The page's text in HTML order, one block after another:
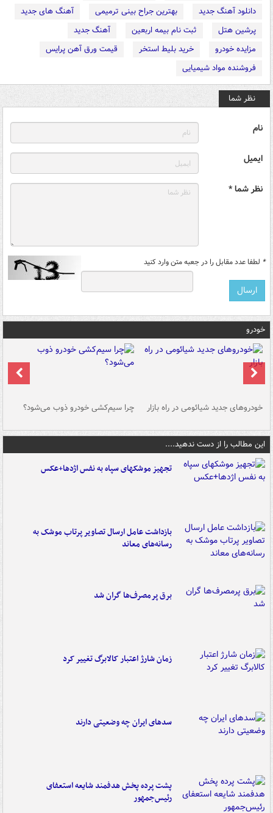
دانلود آهنگ جدید
بهترین جراح بینی ترمیمی
آهنگ های جدید
پرشین هتل
ثبت نام بیمه اربعین
آهنگ جدید
مزایده خودرو
خرید بلیط استخر
قیمت ورق آهن پرایس
فروشنده مواد شیمیایی
نظر شما
نام
ایمیل
نظر شما *
* لطفا عدد مقابل را در جعبه متن وارد کنید
خودرو
خودروهای جدید شیائومی در راه بازار چرا سیم‌کشی خودرو ذوب می‌شود؟
این مطالب را از دست ندهید....
تجهیز موشکهای سپاه به نفس اژدها+عکس
بازداشت عامل ارسال تصاویر پرتاب موشک به
رسانه‌های معاند
برق پرمصرف‌ها گران شد
زمان شارژ اعتبار کالابرگ تغییر کرد
سدهای ایران چه وضعیتی دارند
پشت پرده پخش هدفمند شایعه استعفای
رئیس‌جمهور